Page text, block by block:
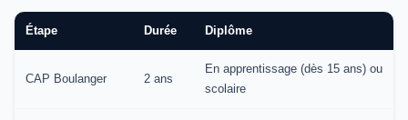
Étape Durée Diplôme
CAP Boulanger 2 ans
En apprentissage (dès 15 ans) ou
scolaire